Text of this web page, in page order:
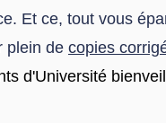
Et ce, tout vous
plein de copies
d'Université